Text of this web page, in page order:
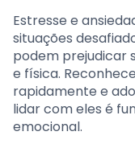
Estresse e
situações
podem prejudicar
e física.
rapidamente e
lidar com eles é
emocional.